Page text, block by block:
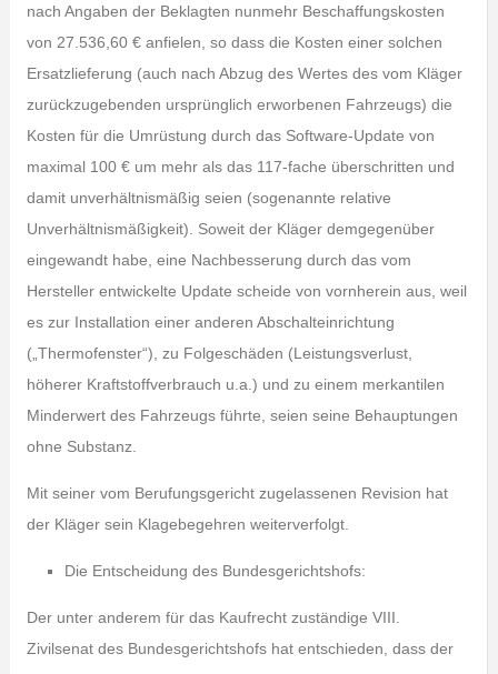
nach Angaben der Beklagten nunmehr Beschaffungskosten
von 27.536,60 € anfielen, so dass die Kosten einer solchen
Ersatzlieferung (auch nach Abzug des Wertes des vom Kläger
zurückzugebenden ursprünglich erworbenen Fahrzeugs) die
Kosten für die Umrüstung durch das Software-Update von
maximal 100 € um mehr als das 117-fache überschritten und
damit unverhältnismäßig seien (sogenannte relative
Unverhältnismäßigkeit). Soweit der Kläger demgegenüber
eingewandt habe, eine Nachbesserung durch das vom
Hersteller entwickelte Update scheide von vornherein aus, weil
es zur Installation einer anderen Abschalteinrichtung
(„Thermofenster“), zu Folgeschäden (Leistungsverlust,
höherer Kraftstoffverbrauch u.a.) und zu einem merkantilen
Minderwert des Fahrzeugs führte, seien seine Behauptungen
ohne Substanz.
Mit seiner vom Berufungsgericht zugelassenen Revision hat
der Kläger sein Klagebegehren weiterverfolgt.
Die Entscheidung des Bundesgerichtshofs:
Der unter anderem für das Kaufrecht zuständige VIII.
Zivilsenat des Bundesgerichtshofs hat entschieden, dass der